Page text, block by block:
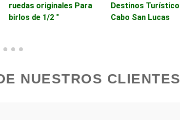
Buceo
Ahorro
de Aluminio Capacitación
ruedas originales Para
birlos de 1/2 "
Destinos
Cabo San Lucas
NUESTROS